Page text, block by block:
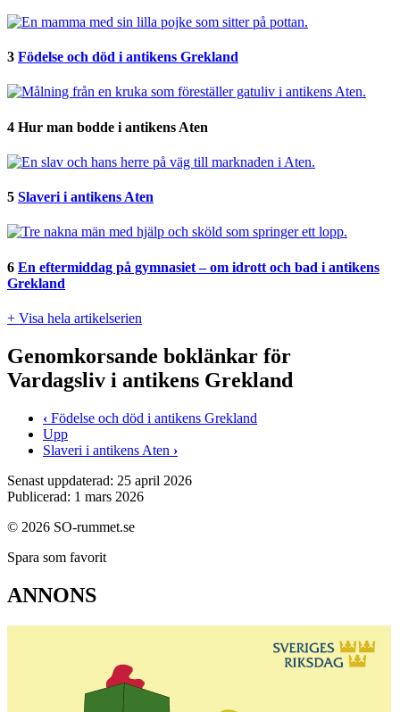
3 Födelse och död i antikens Grekland
4 Hur man bodde i antikens Aten
5 Slaveri i antikens Aten
6 En eftermiddag på gymnasiet – om idrott och bad i antikens
Grekland
+ Visa hela artikelserien
Genomkorsande boklänkar för
Vardagsliv i antikens Grekland
‹ Födelse och död i antikens Grekland
Upp
Slaveri i antikens Aten ›
Senast uppdaterad: 25 april 2026
Publicerad: 1 mars 2026
© 2026 SO-rummet.se
Spara som favorit
ANNONS